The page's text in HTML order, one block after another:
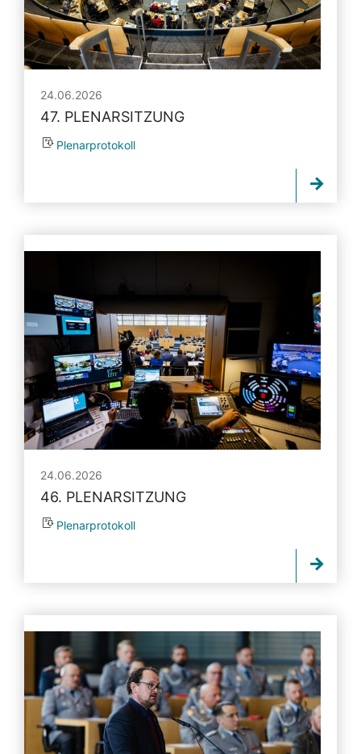
24.06.2026
47. PLENARSITZUNG
Plenarprotokoll
24.06.2026
46. PLENARSITZUNG
Plenarprotokoll